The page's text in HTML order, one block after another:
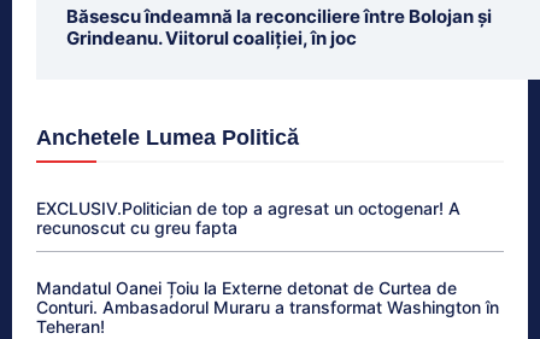
Băsescu îndeamnă la reconciliere între Bolojan și
Grindeanu. Viitorul coaliției, în joc
Anchetele Lumea Politică
EXCLUSIV.Politician de top a agresat un octogenar! A
recunoscut cu greu fapta
Mandatul Oanei Țoiu la Externe detonat de Curtea de
Conturi. Ambasadorul Muraru a transformat Washington în
Teheran!